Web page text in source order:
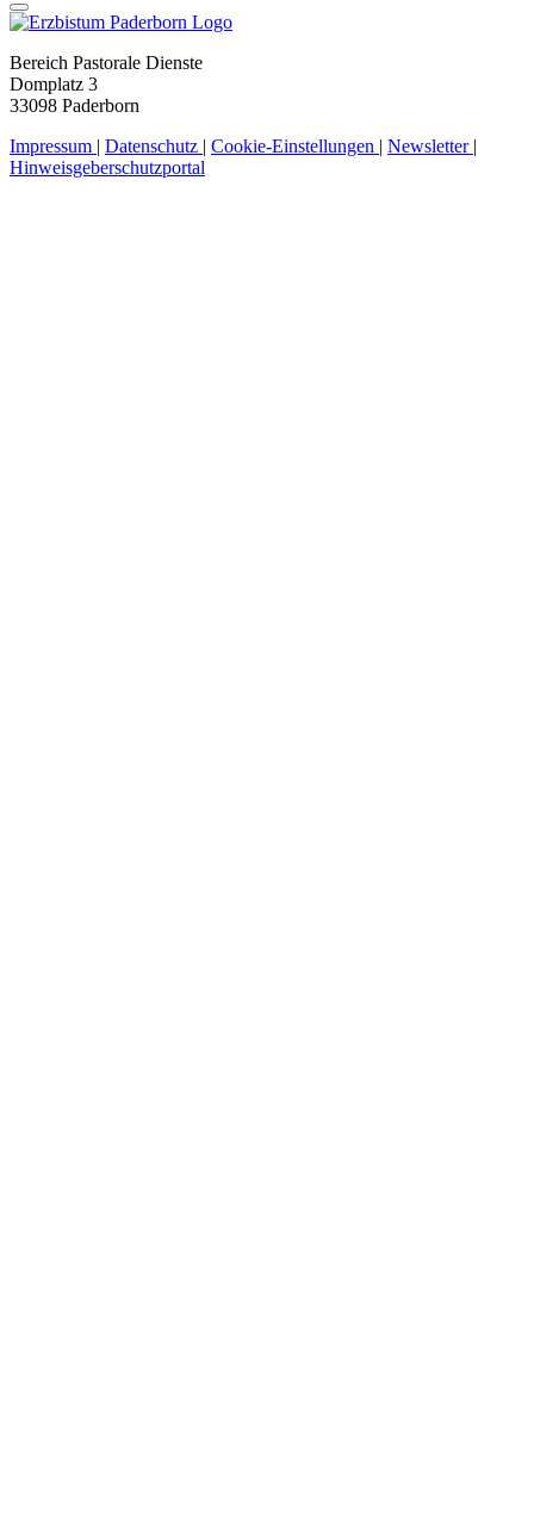
Bereich Pastorale Dienste
Domplatz 3
33098 Paderborn
Impressum
Datenschutz Cookie-Einstellungen Newsletter
Hinweisgeberschutzportal